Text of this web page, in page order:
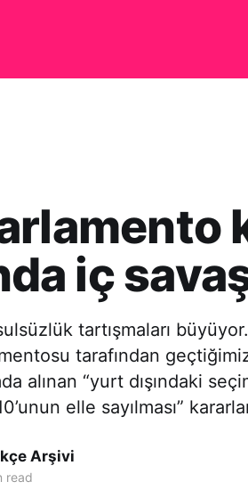
iç
tartışmaları
tarafından
alınan “yurt dışındaki
elle sayılması”
Arşivi
read